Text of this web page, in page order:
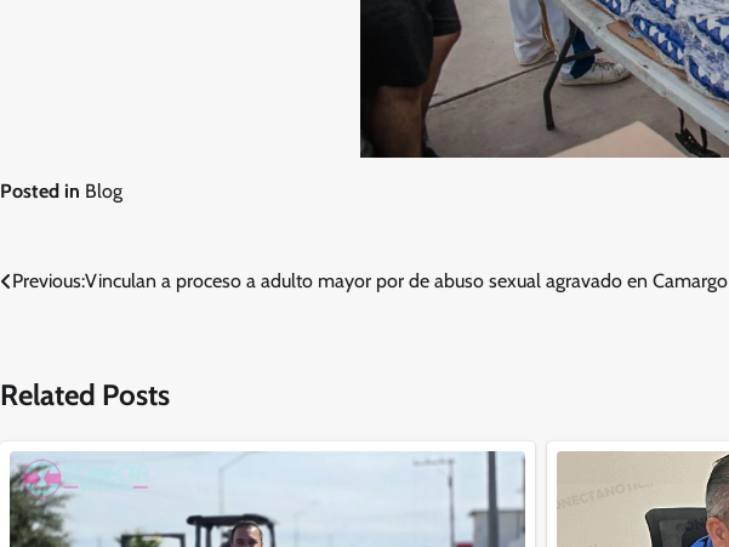
Posted in Blog
Navegación
entradas
Previous:Vinculan a proceso a adulto mayor por de abuso sexual agravado en Camargo
Related Posts